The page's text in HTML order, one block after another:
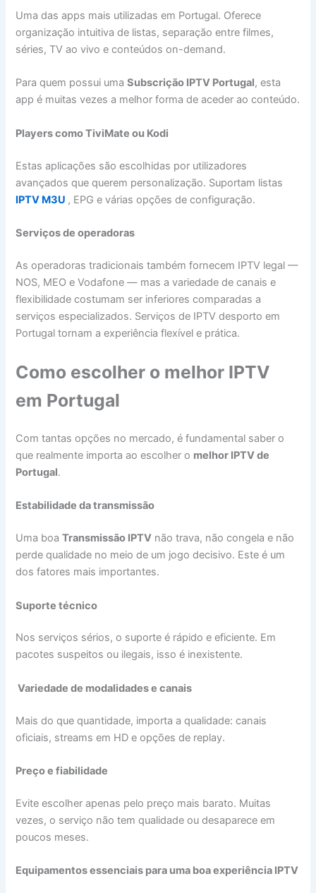
Uma das apps mais utilizadas em Portugal. Oferece
organização intuitiva de listas, separação entre filmes,
séries, TV ao vivo e conteúdos on-demand.
Para quem possui umaSubscrição IPTV Portugal, esta
app é muitas vezes a melhor forma de aceder ao conteúdo.
Players como TiviMate ou Kodi
Estas aplicações são escolhidas por utilizadores
avançados que querem personalização. Suportam listas
IPTV M3U , EPG e várias opções de configuração.
Serviços de operadoras
As operadoras tradicionais também fornecem IPTV legal —
NOS, MEO e Vodafone — mas a variedade de canais e
flexibilidade costumam ser inferiores comparadas a
serviços especializados. Serviços de IPTV desporto em
Portugal tornam a experiência flexível e prática.
Como escolher o melhor IPTV
em Portugal
Com tantas opções no mercado, é fundamental saber o
que realmente importa ao escolher o melhor IPTV de
Portugal.
Estabilidade da transmissão
Uma boaTransmissão IPTV não trava, não congela e não
perde qualidade no meio de um jogo decisivo. Este é um
dos fatores mais importantes.
Suporte técnico
Nos serviços sérios, o suporte é rápido e eficiente. Em
pacotes suspeitos ou ilegais, isso é inexistente.
Variedade de modalidades e canais
Mais do que quantidade, importa a qualidade: canais
oficiais, streams em HD e opções de replay.
Preço e fiabilidade
Evite escolher apenas pelo preço mais barato. Muitas
vezes, o serviço não tem qualidade ou desaparece em
poucos meses.
Equipamentos essenciais para uma boa experiência IPTV